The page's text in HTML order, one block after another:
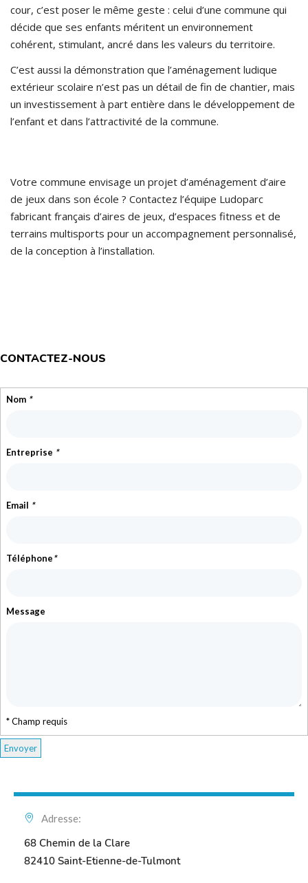
cour, c’est poser le même geste : celui d’une commune qui
décide que ses enfants méritent un environnement
cohérent, stimulant, ancré dans les valeurs du territoire.
C’est aussi la démonstration que l’aménagement ludique
extérieur scolaire n’est pas un détail de fin de chantier, mais
un investissement à part entière dans le développement de
l’enfant et dans l’attractivité de la commune.
Votre commune envisage un projet d’aménagement d’aire
de jeux dans son école ? Contactez l’équipe Ludoparc
fabricant français d’aires de jeux, d’espaces fitness et de
terrains multisports pour un accompagnement personnalisé,
de la conception à l’installation.
CONTACTEZ-NOUS
Nom *
Entreprise *
Email *
Téléphone*
Message
* Champ requis
Adresse:
68 Chemin de la Clare
82410 Saint-Etienne-de-Tulmont